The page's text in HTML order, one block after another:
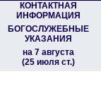
КОНТАКТНАЯ
ИНФОРМАЦИЯ
БОГОСЛУЖЕБНЫЕ
УКАЗАНИЯ
на 7 августа
(25 июля ст.)